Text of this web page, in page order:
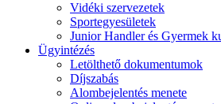
Vidéki szervezetek
Sportegyesületek
Junior Handler és Gyermek
Ügyintézés
Letölthető dokumentumok
Díjszabás
Alombejelentés menete